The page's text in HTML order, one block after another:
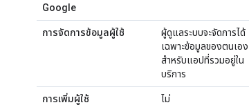
Google
การจัดการข้อมูลผู้ใช้
ผู้ดูแลระบบจะจัดการได้
เฉพาะข้อมูลของตนเอง
สำหรับแอปที่รวมอยู่ใน
บริการ
การเพิ่มผู้ใช้ ไม่